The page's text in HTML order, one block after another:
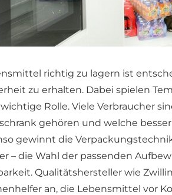
richtig zu lagern ist
zu erhalten. Dabei spielen
Rolle. Viele Verbraucher
gehören und welche
gewinnt die
– die Wahl der passenden
Qualitätshersteller wie
an, die Lebensmittel vor